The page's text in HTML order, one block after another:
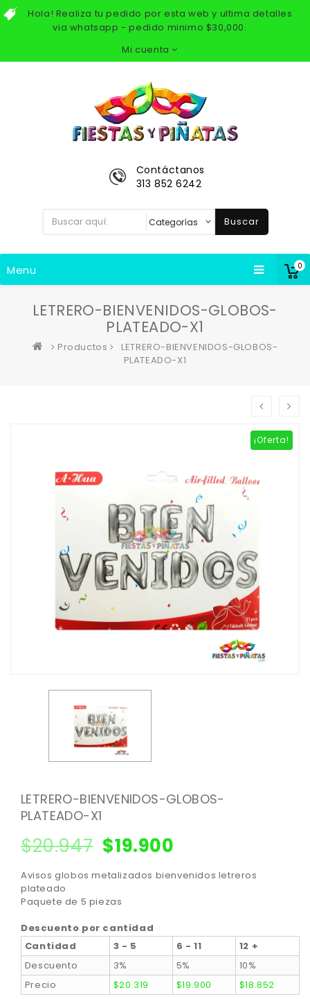
Hola! Realiza tu pedido por esta web y ultima detalles
via whatsapp - pedido minimo $30,000.
Mi cuenta
0
Contáctanos
313 852 6242
Buscar
Menu
LETRERO-BIENVENIDOS-GLOBOS-
PLATEADO-X1
Productos
LETRERO-BIENVENIDOS-GLOBOS-
PLATEADO-X1
¡Oferta!
LETRERO-BIENVENIDOS-GLOBOS-
PLATEADO-X1
$20.947 $19.900
Avisos globos metalizados bienvenidos letreros
plateado
Paquete de 5 piezas
Descuento por cantidad
Cantidad
3 - 5 6 - 11
12 +
Descuento
3% 5%
10%
Precio
$20.319 $19.900 $18.852